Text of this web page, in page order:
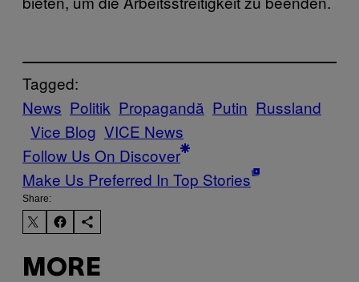
Tagged:
News Politik Propagandă Putin Russland
Vice Blog VICE News
Follow Us On Discover
Make Us Preferred In Top Stories
Share:
MORE